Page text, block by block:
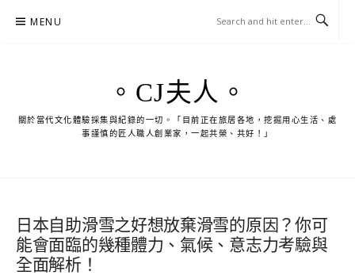
MENU
。CJ夫人。
關於當代文化體驗採集與紀錄的一切。「目前正在旅居各地，挖掘用心生活、處
事謹慎的匠人職人創業家，一起共榮、共好！」
日本自助滑雪之好想放棄滑雪的原因？你可
能會面臨的幾種體力、氣候、意志力考驗與
全面解析！